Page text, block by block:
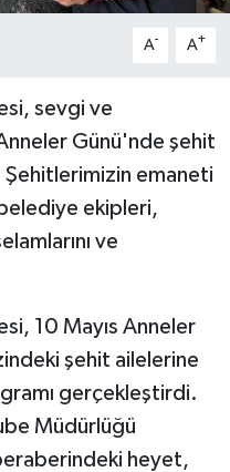
A- A+
sevgi ve
Günü'nde şehit
Şehitlerimizin emaneti
ekipleri,
ve
10 Mayıs Anneler
şehit ailelerine
gerçekleştirdi.
Müdürlüğü
heyet,